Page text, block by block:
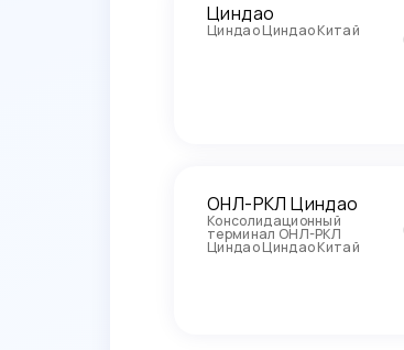
Циндао
Циндао Циндао Китай
ОНЛ-РКЛ Циндао
Консолидационный
терминал ОНЛ-РКЛ
Циндао Циндао Китай